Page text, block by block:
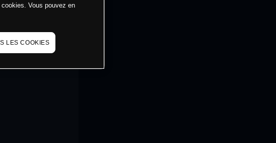
Vous pouvez en
LES COOKIES